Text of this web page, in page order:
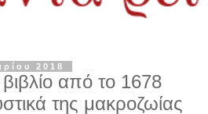
2018
από το 1678
της μακροζωίας